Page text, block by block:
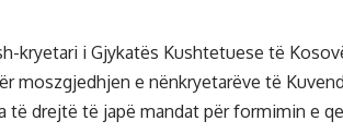
kryetari i Gjykatës Kushtetuese të
moszgjedhjen e nënkryetarëve të
të drejtë të japë mandat për formimin e